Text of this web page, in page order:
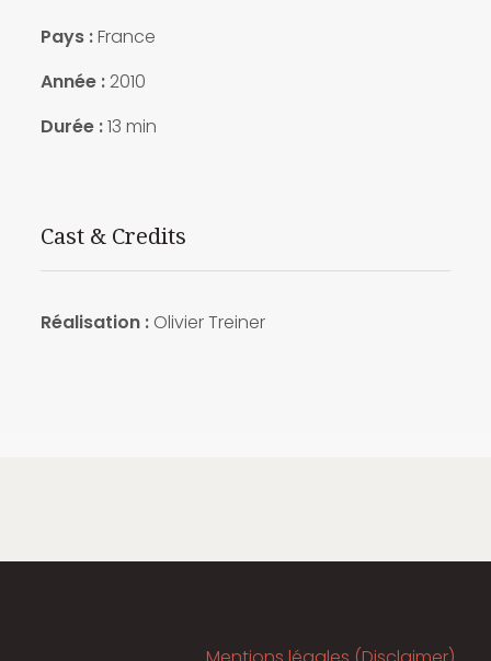
Pays :France
Année : 2010
Durée :13 min
Cast & Credits
Réalisation : Olivier Treiner